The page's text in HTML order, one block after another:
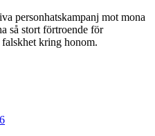
personhatskampanj mot mona
så stort förtroende för
kring honom.